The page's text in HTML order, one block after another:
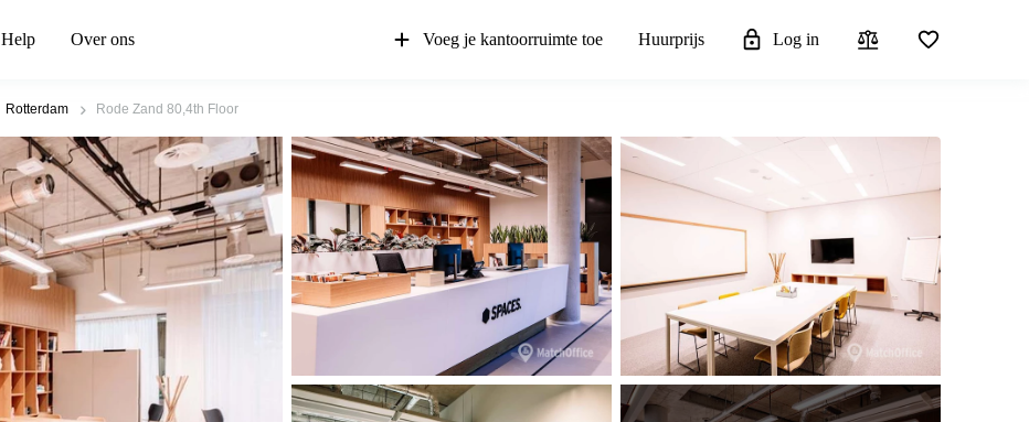
Help Over ons Voeg je kantoorruimte toe Huurprijs Log in
Rotterdam Rode Zand 80,4th Floor